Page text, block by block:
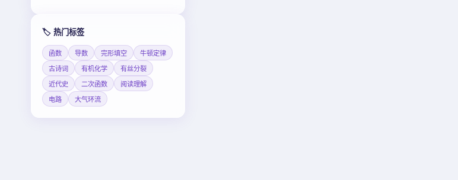
🏷️ 热门标签
函数 导数 完形填空
牛顿定律
古诗词
有机化学
有丝分裂
近代史
二次函数
阅读理解
电路
大气环流